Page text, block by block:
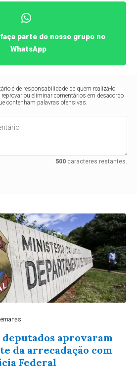
parte do nosso grupo no
WhatsApp
é de responsabilidade de quem realizá-lo.
ou eliminar comentários em desacordo
contenham palavras ofensivas.
500caracteres restantes.
aprovaram
da arrecadação com
Federal